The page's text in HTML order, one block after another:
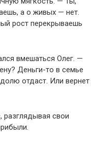
а о живых — нет.
рост перекрываешь
вмешаться Олег. —
Деньги-то в семье
отдаст. Или вернет
свои